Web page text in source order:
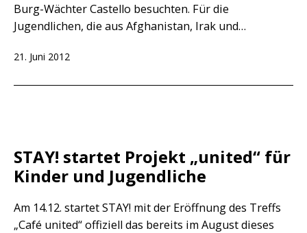
Burg-Wächter Castello besuchten. Für die
Jugendlichen, die aus Afghanistan, Irak und…
Veröffentlicht
21. Juni 2012
STAY! startet Projekt „united“ für
Kinder und Jugendliche
Am 14.12. startet STAY! mit der Eröffnung des Treffs
„Café united“ offiziell das bereits im August dieses